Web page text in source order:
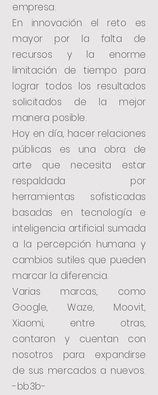
empresa.
En innovación el reto es
mayor por la falta de
recursos y la enorme
limitación de tiempo para
lograr todos los resultados
solicitados de la mejor
manera posible.
Hoy en día, hacer relaciones
públicas es una obra de
arte que necesita estar
respaldada por
herramientas sofisticadas
basadas en tecnología e
inteligencia artificial sumada
a la percepción humana y
cambios sutiles que pueden
marcar la diferencia.
Varias marcas, como
Google, Waze, Moovit,
Xiaomi, entre otras,
contaron y cuentan con
nosotros para expandirse
de sus mercados a nuevos.
-bb3b-